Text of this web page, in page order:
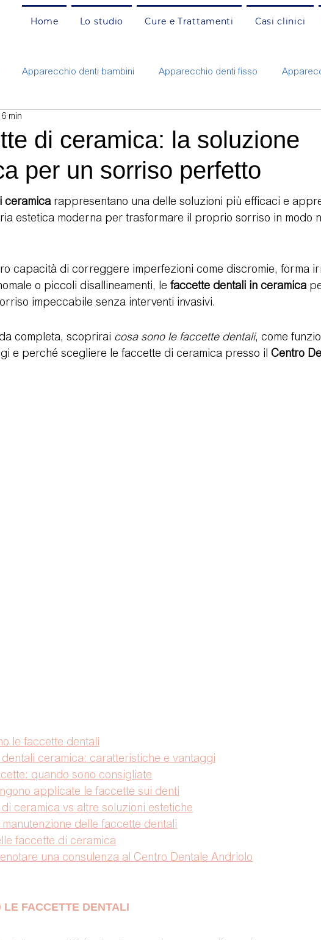
Home Lo studio Cure e Trattamenti Casi clinici
Apparecchio denti bambini Apparecchio denti fisso
Endodonzia Faccette estetiche Gengivite e parodontite
Protesi fissa e mobile Pulizia e prevenzione adulti
Rigenerazione ossea Russamento e apnee
di ceramica: la soluzione
per un sorriso perfetto
min
ceramica rappresentano una delle soluzioni più efficaci e
estetica moderna per trasformare il proprio sorriso in modo
capacità di correggere imperfezioni come discromie, forma
o piccoli disallineamenti, le faccette dentali in ceramica
impeccabile senza interventi invasivi.
completa, scoprirai cosa sono le faccette dentali, come
e perché scegliere le faccette di ceramica presso il Centro
le faccette dentali
dentali ceramica: caratteristiche e vantaggi
quando sono consigliate
applicate le faccette sui denti
di ceramica vs altre soluzioni estetiche
manutenzione delle faccette dentali
faccette di ceramica
una consulenza al Centro Dentale Andriolo
LE FACCETTE DENTALI